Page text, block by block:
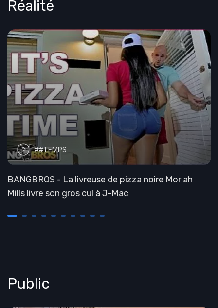
Réalité
##TEMPS
BANGBROS - La livreuse de pizza noire Moriah
Mills livre son gros cul à J-Mac
Public